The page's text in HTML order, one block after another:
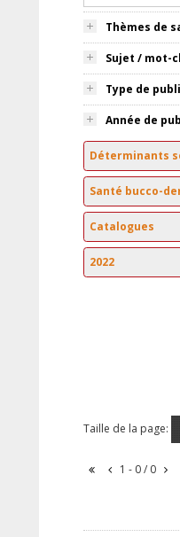
Thèmes de
Sujet / mot-
Type de
Année de
Déterminants
Santé bucco-
Catalogues
2022
Taille de la page:
1 - 0 / 0